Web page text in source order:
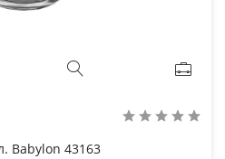
Babylon 43163